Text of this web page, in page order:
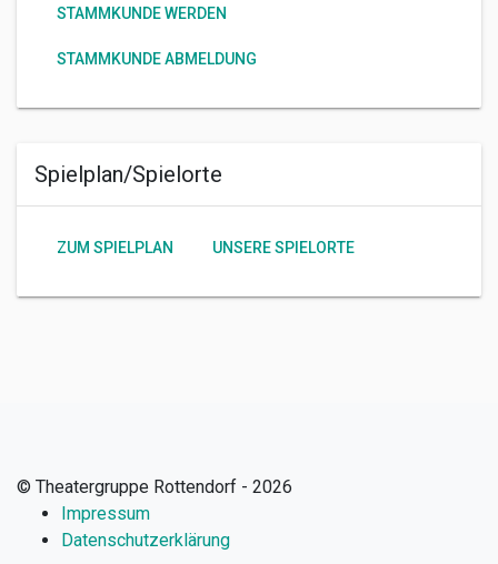
STAMMKUNDE WERDEN
STAMMKUNDE ABMELDUNG
Spielplan/Spielorte
ZUM SPIELPLAN UNSERE SPIELORTE
© Theatergruppe Rottendorf - 2026
Impressum
Datenschutzerklärung